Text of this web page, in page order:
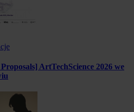
ArtTechScience 2026 we